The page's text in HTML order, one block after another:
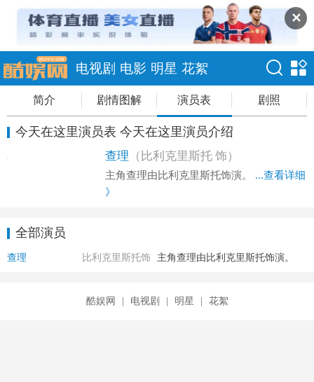
✕
电视剧 电影 明星 花絮
简介 剧情图解 演员表 剧照
今天在这里演员表 今天在这里演员介绍
查理 （比利克里斯托 饰）
主角查理由比利克里斯托饰演。
...查看详细
》
全部演员
查理 比利克里斯托饰 主角查理由比利克里斯托饰演。
酷娱网 | 电视剧 | 明星 | 花絮